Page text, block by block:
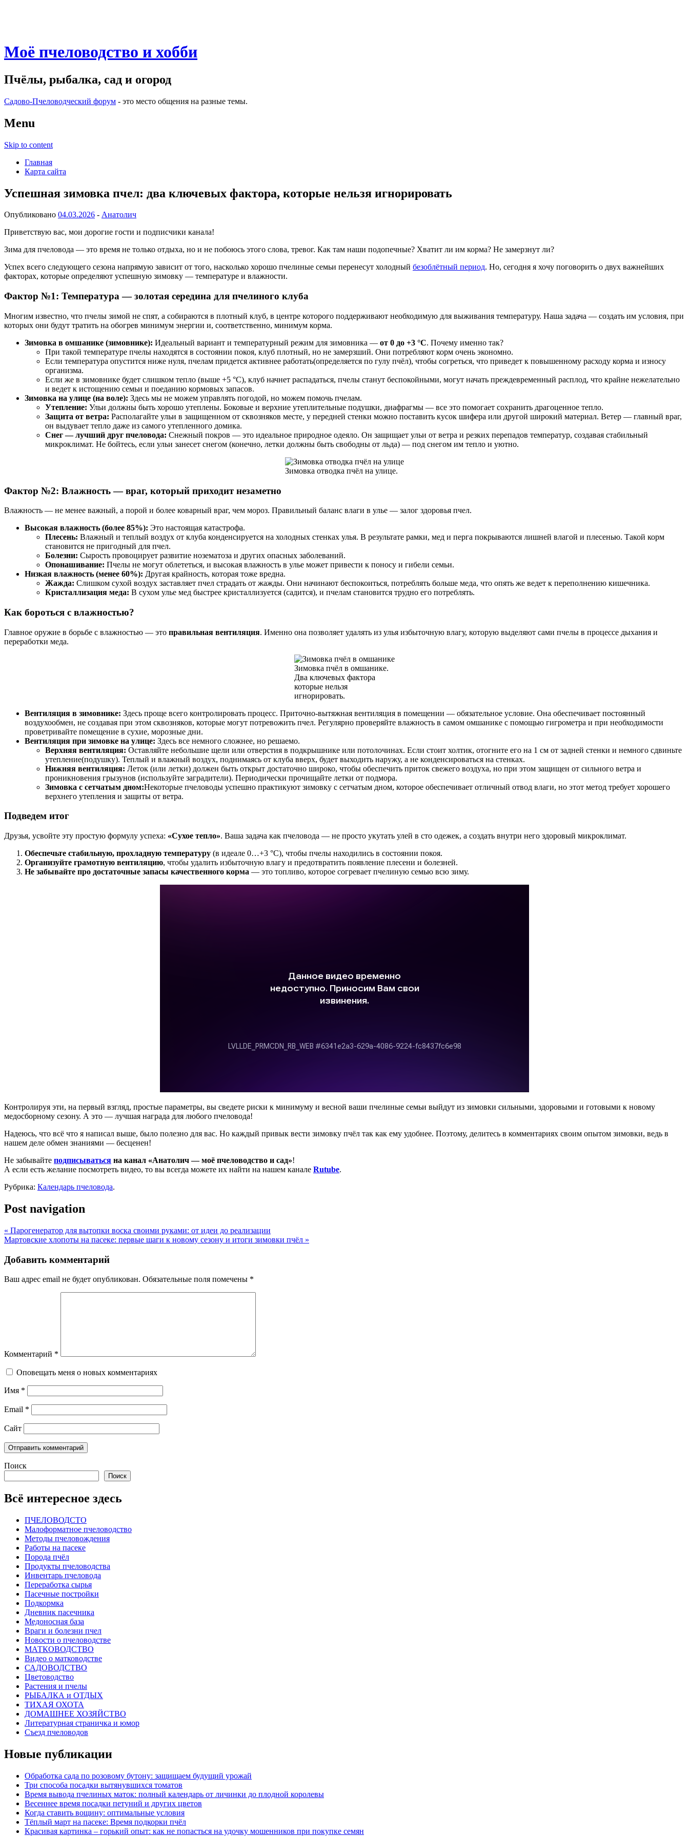
Моё пчеловодство и хобби
Пчёлы, рыбалка, сад и огород
Садово-Пчеловодческий форум - это место общения на разные темы.
Menu
Skip to content
Главная
Карта сайта
Успешная зимовка пчел: два ключевых фактора, которые нельзя игнорировать
Опубликовано 04.03.2026 - Анатолич
Приветствую вас, мои дорогие гости и подписчики канала!
Зима для пчеловода — это время не только отдыха, но и не побоюсь этого слова, тревог. Как там наши подопечные? Хватит ли им корма? Не замерзнут ли?
Успех всего следующего сезона напрямую зависит от того, насколько хорошо пчелиные семьи перенесут холодный безоблётный период. Но, сегодня я хочу поговорить о двух важнейших
факторах, которые определяют успешную зимовку — температуре и влажности.
Фактор №1: Температура — золотая середина для пчелиного клуба
Многим известно, что пчелы зимой не спят, а собираются в плотный клуб, в центре которого поддерживают необходимую для выживания температуру. Наша задача — создать им условия, при
которых они будут тратить на обогрев минимум энергии и, соответственно, минимум корма.
Зимовка в омшанике (зимовнике): Идеальный вариант и температурный режим для зимовника — от 0 до +3 °C. Почему именно так?
При такой температуре пчелы находятся в состоянии покоя, клуб плотный, но не замерзший. Они потребляют корм очень экономно.
Если температура опустится ниже нуля, пчелам придется активнее работать(определяется по гулу пчёл), чтобы согреться, что приведет к повышенному расходу корма и износу
организма.
Если же в зимовнике будет слишком тепло (выше +5 °C), клуб начнет распадаться, пчелы станут беспокойными, могут начать преждевременный расплод, что крайне нежелательно
и ведет к истощению семьи и поеданию кормовых запасов.
Зимовка на улице (на воле): Здесь мы не можем управлять погодой, но можем помочь пчелам.
Утепление: Ульи должны быть хорошо утеплены. Боковые и верхние утеплительные подушки, диафрагмы — все это помогает сохранить драгоценное тепло.
Защита от ветра: Располагайте ульи в защищенном от сквозняков месте, у передней стенки можно поставить кусок шифера или другой широкий материал. Ветер — главный враг,
он выдувает тепло даже из самого утепленного домика.
Снег — лучший друг пчеловода: Снежный покров — это идеальное природное одеяло. Он защищает ульи от ветра и резких перепадов температур, создавая стабильный
микроклимат. Не бойтесь, если ульи занесет снегом (конечно, летки должны быть свободны от льда) — под снегом им тепло и уютно.
Зимовка отводка пчёл на улице.
Фактор №2: Влажность — враг, который приходит незаметно
Влажность — не менее важный, а порой и более коварный враг, чем мороз. Правильный баланс влаги в улье — залог здоровья пчел.
Высокая влажность (более 85%): Это настоящая катастрофа.
Плесень: Влажный и теплый воздух от клуба конденсируется на холодных стенках улья. В результате рамки, мед и перга покрываются лишней влагой и плесенью. Такой корм
становится не пригодный для пчел.
Болезни: Сырость провоцирует развитие нозематоза и других опасных заболеваний.
Опонашивание: Пчелы не могут облететься, и высокая влажность в улье может привести к поносу и гибели семьи.
Низкая влажность (менее 60%): Другая крайность, которая тоже вредна.
Жажда: Слишком сухой воздух заставляет пчел страдать от жажды. Они начинают беспокоиться, потреблять больше меда, что опять же ведет к переполнению кишечника.
Кристаллизация меда: В сухом улье мед быстрее кристаллизуется (садится), и пчелам становится трудно его потреблять.
Как бороться с влажностью?
Главное оружие в борьбе с влажностью — это правильная вентиляция. Именно она позволяет удалять из улья избыточную влагу, которую выделяют сами пчелы в процессе дыхания и
переработки меда.
Зимовка пчёл в омшанике.
Два ключевых фактора
которые нельзя
игнорировать.
Вентиляция в зимовнике: Здесь проще всего контролировать процесс. Приточно-вытяжная вентиляция в помещении — обязательное условие. Она обеспечивает постоянный
воздухообмен, не создавая при этом сквозняков, которые могут потревожить пчел. Регулярно проверяйте влажность в самом омшанике с помощью гигрометра и при необходимости
проветривайте помещение в сухие, морозные дни.
Вентиляция при зимовке на улице: Здесь все немного сложнее, но решаемо.
Верхняя вентиляция: Оставляйте небольшие щели или отверстия в подкрышнике или потолочинах. Если стоит холтик, отогните его на 1 см от задней стенки и немного сдвиньте
утепление(подушку). Теплый и влажный воздух, поднимаясь от клуба вверх, будет выходить наружу, а не конденсироваться на стенках.
Нижняя вентиляция: Леток (или летки) должен быть открыт достаточно широко, чтобы обеспечить приток свежего воздуха, но при этом защищен от сильного ветра и
проникновения грызунов (используйте заградители). Периодически прочищайте летки от подмора.
Зимовка с сетчатым дном:Некоторые пчеловоды успешно практикуют зимовку с сетчатым дном, которое обеспечивает отличный отвод влаги, но этот метод требует хорошего
верхнего утепления и защиты от ветра.
Подведем итог
Друзья, усвойте эту простую формулу успеха: «Сухое тепло». Ваша задача как пчеловода — не просто укутать улей в сто одежек, а создать внутри него здоровый микроклимат.
Обеспечьте стабильную, прохладную температуру (в идеале 0…+3 °C), чтобы пчелы находились в состоянии покоя.
Организуйте грамотную вентиляцию, чтобы удалить избыточную влагу и предотвратить появление плесени и болезней.
Не забывайте про достаточные запасы качественного корма — это топливо, которое согревает пчелиную семью всю зиму.
Контролируя эти, на первый взгляд, простые параметры, вы сведете риски к минимуму и весной ваши пчелиные семьи выйдут из зимовки сильными, здоровыми и готовыми к новому
медосборному сезону. А это — лучшая награда для любого пчеловода!
Надеюсь, что всё что я написал выше, было полезно для вас. Но каждый привык вести зимовку пчёл так как ему удобнее. Поэтому, делитесь в комментариях своим опытом зимовки, ведь в
нашем деле обмен знаниями — бесценен!
Не забывайте подписываться на канал «Анатолич — моё пчеловодство и сад»!
А если есть желание посмотреть видео, то вы всегда можете их найти на нашем канале Rutube.
Рубрика: Календарь пчеловода.
Post navigation
« Парогенератор для вытопки воска своими руками: от идеи до реализации
Мартовские хлопоты на пасеке: первые шаги к новому сезону и итоги зимовки пчёл »
Добавить комментарий
Ваш адрес email не будет опубликован. Обязательные поля помечены *
Комментарий *
Оповещать меня о новых комментариях
Имя *
Email *
Сайт
Поиск
Поиск
Всё интересное здесь
ПЧЕЛОВОДСТО
Малоформатное пчеловодство
Методы пчеловождения
Работы на пасеке
Порода пчёл
Продукты пчеловодства
Инвентарь пчеловода
Переработка сырья
Пасечные постройки
Подкормка
Дневник пасечника
Медоносная база
Враги и болезни пчел
Новости о пчеловодстве
МАТКОВОДСТВО
Видео о матководстве
САДОВОДСТВО
Цветоводство
Растения и пчелы
РЫБАЛКА и ОТДЫХ
ТИХАЯ ОХОТА
ДОМАШНЕЕ ХОЗЯЙСТВО
Литературная страничка и юмор
Съезд пчеловодов
Новые публикации
Обработка сада по розовому бутону: защищаем будущий урожай
Три способа посадки вытянувшихся томатов
Время вывода пчелиных маток: полный календарь от личинки до плодной королевы
Весеннее время посадки петуний и других цветов
Когда ставить вощину: оптимальные условия
Тёплый март на пасеке: Время подкорки пчёл
Красивая картинка – горький опыт: как не попасться на удочку мошенников при покупке семян